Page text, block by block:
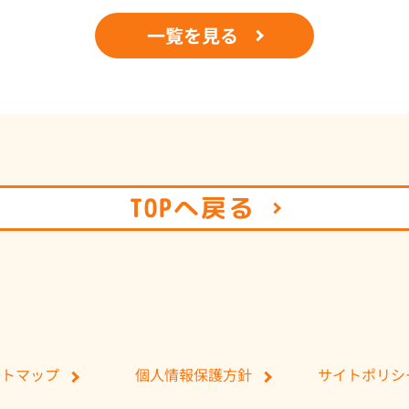
一覧を見る
TOPへ戻る
マップ 個人情報保護方針 サイトポリシ